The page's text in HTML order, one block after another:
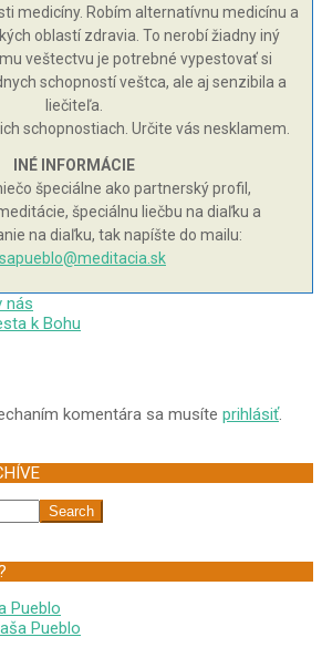
medicíny. Robím alternatívnu medicínu a
oblastí zdravia. To nerobí žiadny iný
veštectvu je potrebné vypestovať si
schopností veštca, ale aj senzibila a
liečiteľa.
schopnostiach. Určite vás nesklamem.
INÉ INFORMÁCIE
špeciálne ako partnerský profil,
špeciálnu liečbu na diaľku a
na diaľku, tak napíšte do mailu:
nás
k Bohu
komentára sa musíte prihlásiť.
Pueblo
Pueblo